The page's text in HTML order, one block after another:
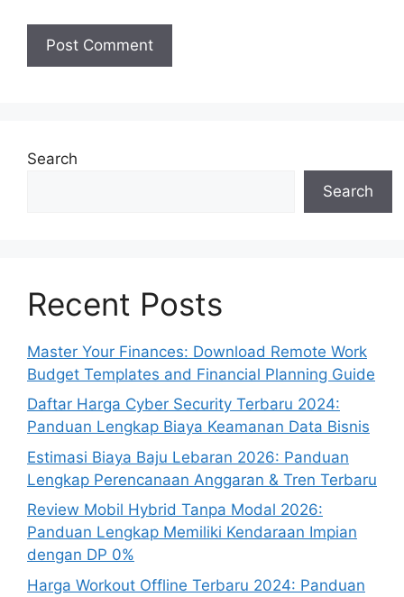
Search
Search
Recent Posts
Master Your Finances: Download Remote Work
Budget Templates and Financial Planning Guide
Daftar Harga Cyber Security Terbaru 2024:
Panduan Lengkap Biaya Keamanan Data Bisnis
Estimasi Biaya Baju Lebaran 2026: Panduan
Lengkap Perencanaan Anggaran & Tren Terbaru
Review Mobil Hybrid Tanpa Modal 2026:
Panduan Lengkap Memiliki Kendaraan Impian
dengan DP 0%
Harga Workout Offline Terbaru 2024: Panduan